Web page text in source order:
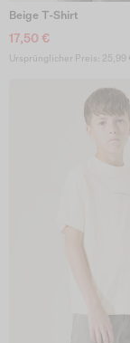
Beige T-Shirt
17,50 €
Ursprünglicher Preis: 25,99 €